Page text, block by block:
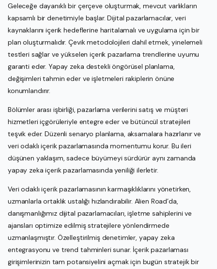
Geleceğe dayanıklı bir çerçeve oluşturmak, mevcut varlıkların
kapsamlı bir denetimiyle başlar. Dijital pazarlamacılar, veri
kaynaklarını içerik hedeflerine haritalamalı ve uygulama için bir
plan oluşturmalıdır. Çevik metodolojileri dahil etmek, yinelemeli
testleri sağlar ve yükselen içerik pazarlama trendlerine uyumu
garanti eder. Yapay zeka destekli öngörüsel planlama,
değişimleri tahmin eder ve işletmeleri rakiplerin önüne
konumlandırır.
Bölümler arası işbirliği, pazarlama verilerini satış ve müşteri
hizmetleri içgörüleriyle entegre eder ve bütüncül stratejileri
teşvik eder. Düzenli senaryo planlama, aksamalara hazırlanır ve
veri odaklı içerik pazarlamasında momentumu korur. Bu ileri
düşünen yaklaşım, sadece büyümeyi sürdürür aynı zamanda
yapay zeka içerik pazarlamasında yeniliği ilerletir.
Veri odaklı içerik pazarlamasının karmaşıklıklarını yönetirken,
uzmanlarla ortaklık ustalığı hızlandırabilir. Alien Road’da,
danışmanlığımız dijital pazarlamacıları, işletme sahiplerini ve
ajansları optimize edilmiş stratejilere yönlendirmede
uzmanlaşmıştır. Özelleştirilmiş denetimler, yapay zeka
entegrasyonu ve trend tahminleri sunar. İçerik pazarlaması
girişimlerinizin tam potansiyelini açmak için bugün stratejik bir